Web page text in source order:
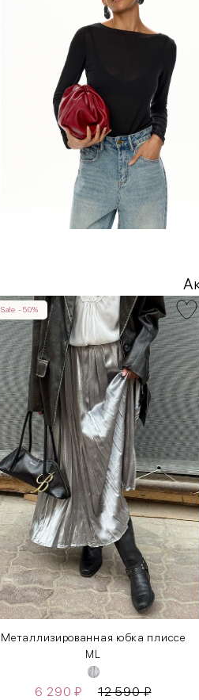
Sale -50%
Металлизированная юбка плиссе
M L
6 290₽ 12 590₽